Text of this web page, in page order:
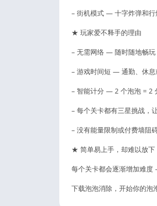
– 街机模式 — 十字炸弹和行
★ 玩家爱不释手的理由
– 无需网络 — 随时随地畅玩
– 游戏时间短 — 通勤、休息
– 智能计分 — 2 个泡泡 = 2
– 每个关卡都有三星挑战，
– 没有能量限制或付费墙阻
★ 简单易上手，却难以放下
每个关卡都会逐渐增加难
下载泡泡消除，开始你的泡